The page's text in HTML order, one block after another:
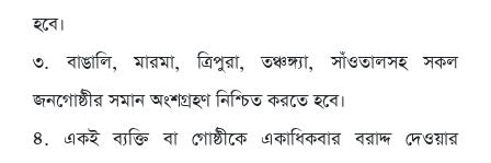
হবে।
৩. বাঙালি, মারমা, ত্রিপুরা, তঞ্চঙ্গ্যা, সাঁওতালসহ সকল
জনগোষ্ঠীর সমান অংশগ্রহণ নিশ্চিত করতে হবে।
৪. একই ব্যক্তি বা গোষ্ঠীকে একাধিকবার বরাদ্দ দেওয়ার